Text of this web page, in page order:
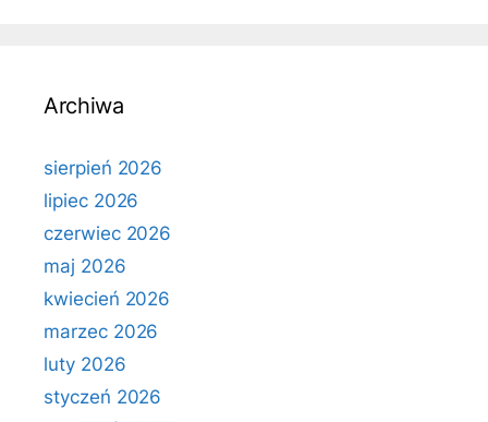
Archiwa
sierpień 2026
lipiec 2026
czerwiec 2026
maj 2026
kwiecień 2026
marzec 2026
luty 2026
styczeń 2026